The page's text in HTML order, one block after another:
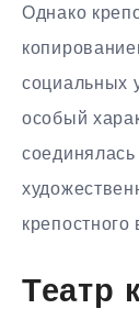
Однако
социальных
особый
Театр